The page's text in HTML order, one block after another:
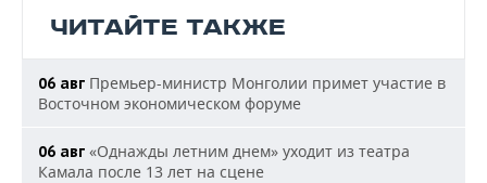
ЧИТАЙТЕ ТАКЖЕ
06 авг Премьер-министр Монголии примет участие в
Восточном экономическом форуме
06 авг «Однажды летним днем» уходит из театра
Камала после 13 лет на сцене